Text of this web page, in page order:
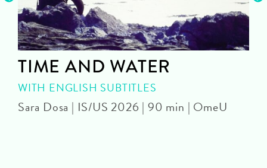
TIME AND WATER
WITH ENGLISH SUBTITLES
Sara Dosa | IS/US 2026 | 90 min | OmeU